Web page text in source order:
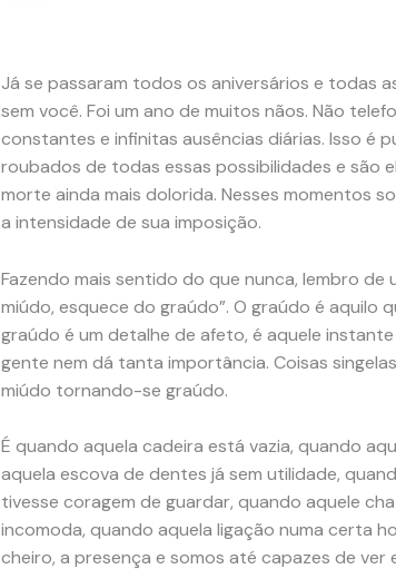
Já se passaram todos os aniversários e todas
sem você. Foi um ano de muitos nãos. Não
constantes e infinitas ausências diárias. Isso é
roubados de todas essas possibilidades e são
morte ainda mais dolorida. Nesses momentos
a intensidade de sua imposição.
Fazendo mais sentido do que nunca, lembro
miúdo, esquece do graúdo”. O graúdo é aquilo
graúdo é um detalhe de afeto, é aquele
gente nem dá tanta importância. Coisas
miúdo tornando-se graúdo.
É quando aquela cadeira está vazia, quando
aquela escova de dentes já sem utilidade,
tivesse coragem de guardar, quando aquele
incomoda, quando aquela ligação numa certa
cheiro, a presença e somos até capazes de ver